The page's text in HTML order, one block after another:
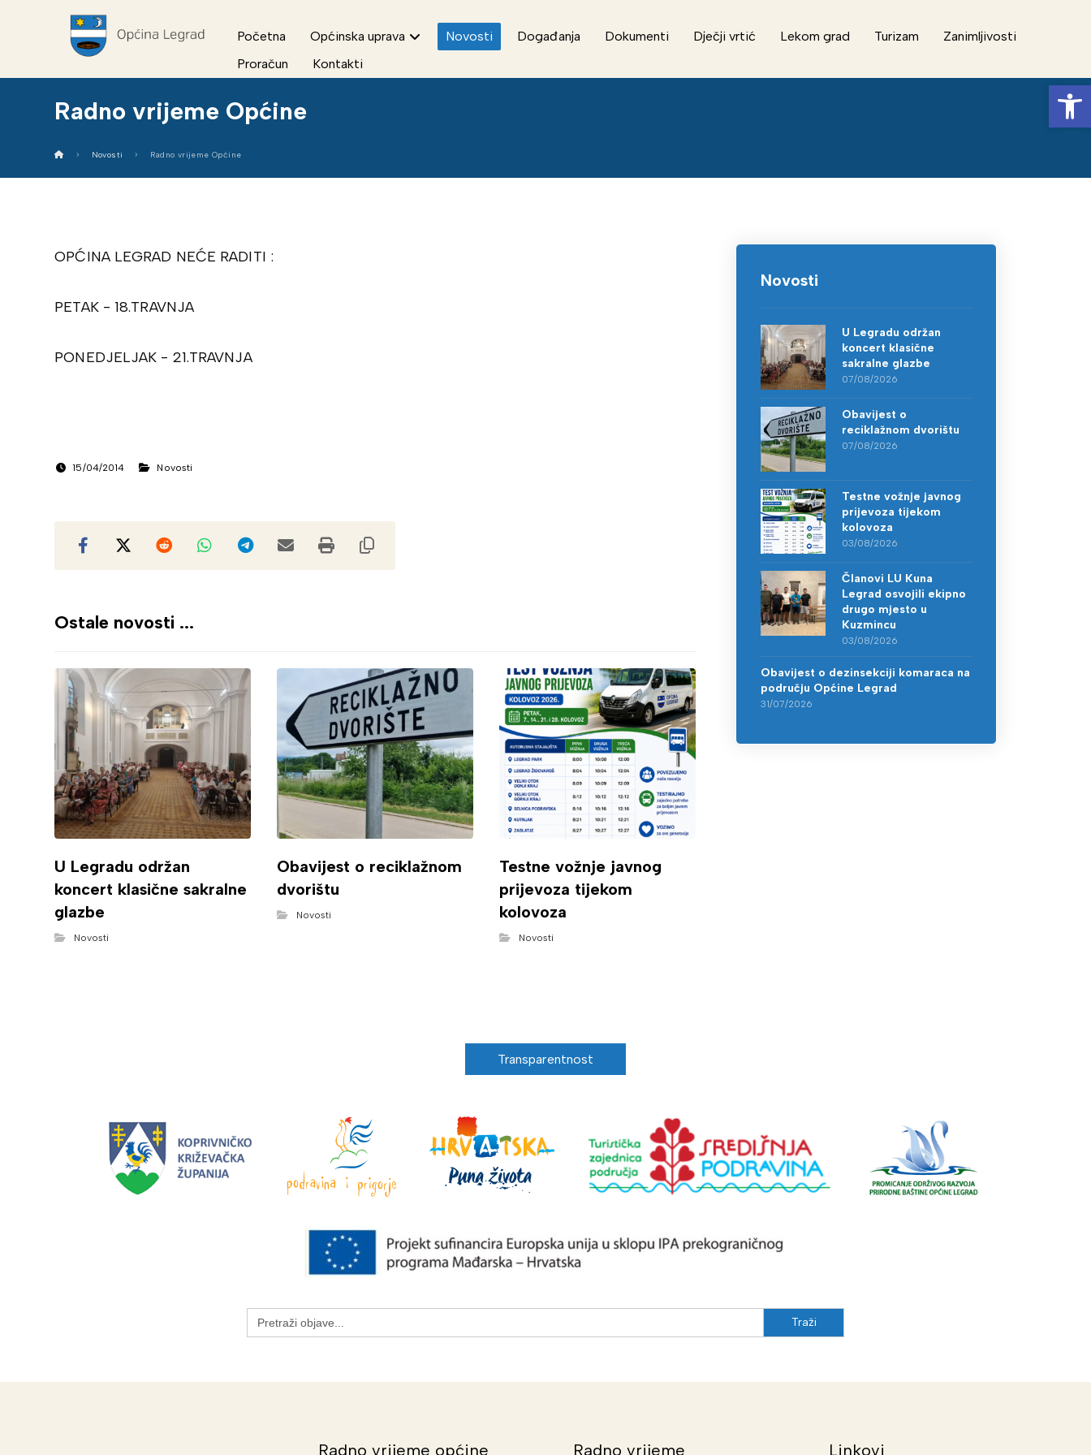
Početna Općinska uprava Novosti Događanja Dokumenti Dječji vrtić Lekom grad Turizam
Zanimljivosti
Proračun
Kontakti
Radno vrijeme Općine
Novosti Radno vrijeme Općine
OPĆINA LEGRAD NEĆE RADITI :
PETAK - 18.TRAVNJA
PONEDJELJAK - 21.TRAVNJA
15/04/2014 Novosti
Ostale novosti ...
U Legradu održan
koncert klasične sakralne
glazbe
Novosti
Obavijest o reciklažnom
dvorištu
Novosti
Testne vožnje javnog
prijevoza tijekom
kolovoza
Novosti
Novosti
U Legradu održan
koncert klasične
sakralne glazbe
07/08/2026
Obavijest o
reciklažnom dvorištu
07/08/2026
Testne vožnje javnog
prijevoza tijekom
kolovoza
03/08/2026
Članovi LU Kuna
Legrad osvojili ekipno
drugo mjesto u
Kuzmincu
03/08/2026
Obavijest o dezinsekciji komaraca na
području Općine Legrad
31/07/2026
Transparentnost
Search
for:
Radno vrijeme općine Radno vrijeme Linkovi